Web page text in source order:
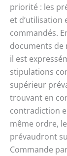
priorité : les
et
commandés.
documents
il est
stipulations
supérieur
trouvant en
contradiction
même ordre,
prévaudront
Commande